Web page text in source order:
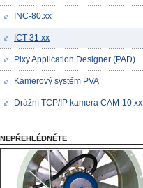
INC-80.xx
ICT-31.xx
Pixy Application Designer (PAD)
Kamerový systém PVA
Drážní TCP/IP kamera CAM-10.xx
NEPŘEHLÉDNĚTE